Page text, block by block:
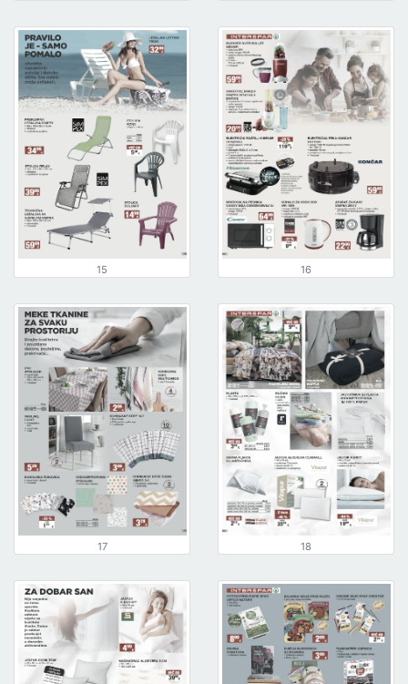
15 16
17 18